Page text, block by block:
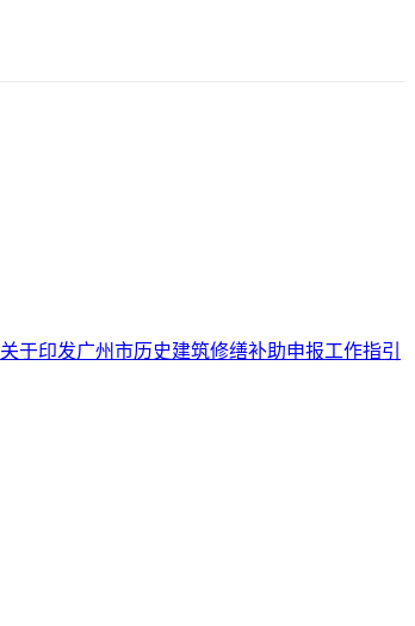
于印发广州市历史建筑修缮补助申报工作指引